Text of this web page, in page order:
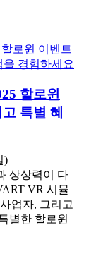
할로윈
특별 혜
)
상상력이 다
VR 시뮬
업자, 그리고
별한 할로윈